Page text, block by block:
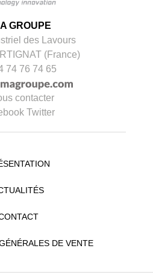
GROUPE
des Lavours
(France)
74 76 74 65
contacter
Twitter
DE VENTE